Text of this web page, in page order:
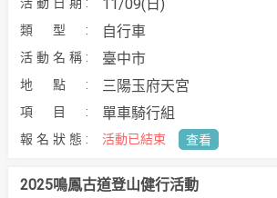
11/09(日)
自行車
臺中市
三陽玉府天宮
單車騎行組
活動已結束 查看
2025鳴鳳古道登山健行活動